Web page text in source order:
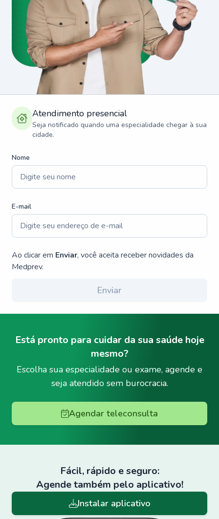
Atendimento presencial
Seja notificado quando uma especialidade chegar à sua
cidade.
Nome
E-mail
Ao clicar em Enviar, você aceita receber novidades da
Medprev.
Enviar
Está pronto para cuidar da sua saúde hoje
mesmo?
Escolha sua especialidade ou exame, agende e
seja atendido sem burocracia.
Agendar teleconsulta
Fácil, rápido e seguro:
Agende também pelo aplicativo!
Instalar aplicativo